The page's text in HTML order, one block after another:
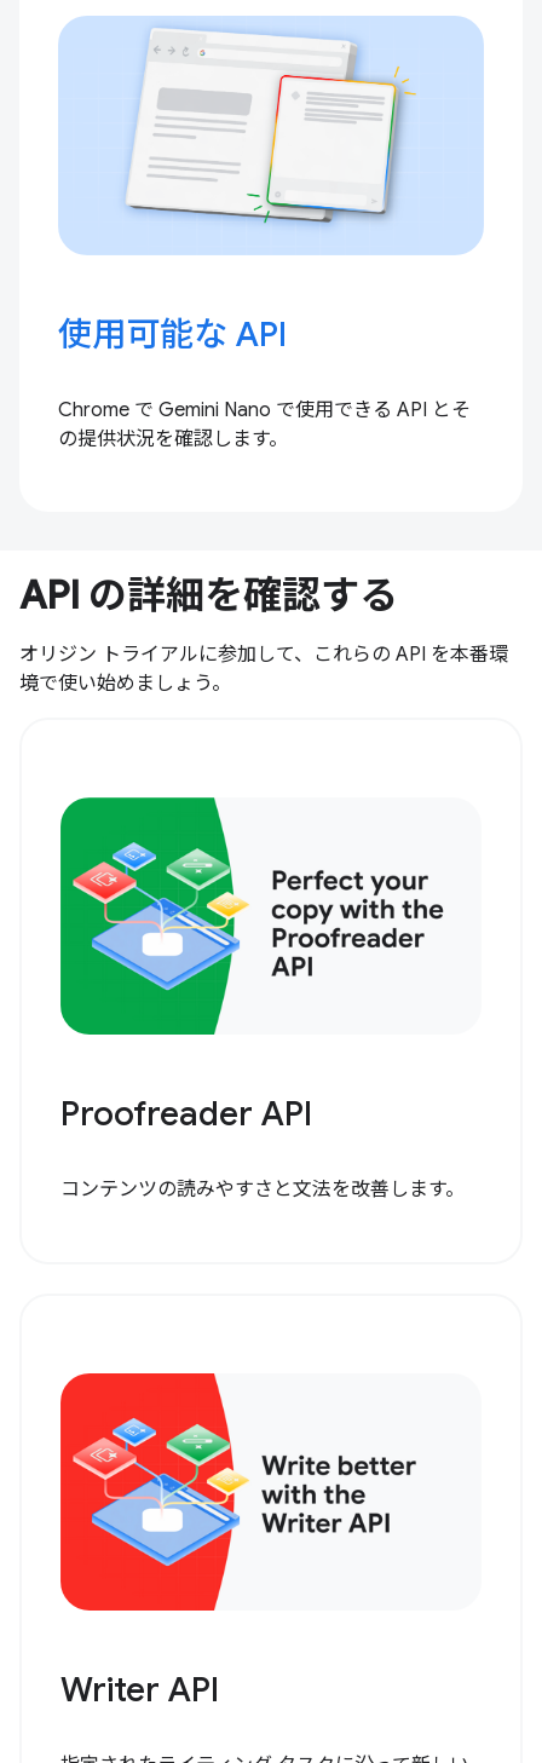
使用可能な API
Chrome で Gemini Nano で使用できる API とそ
の提供状況を確認します。
API の詳細を確認する
オリジン トライアルに参加して、これらの API を本番環
境で使い始めましょう。
Proofreader API
コンテンツの読みやすさと文法を改善します。
Writer API